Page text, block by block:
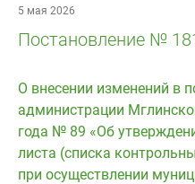
5 мая 2026
Постановление №
О внесении изменений в
администрации
года № 89 «Об
листа (списка
при осуществлении